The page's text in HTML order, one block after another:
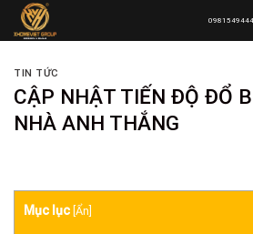
Skip
0981549444
TIN TỨC
CẬP NHẬT TIẾN ĐỘ ĐỔ
NHÀ ANH THẮNG
Mục lục Ẩn